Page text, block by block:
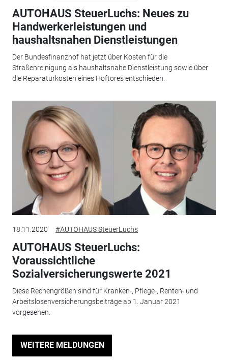
AUTOHAUS SteuerLuchs: Neues zu
Handwerkerleistungen und
haushaltsnahen Dienstleistungen
Der Bundesfinanzhof hat jetzt über Kosten für die
Straßenreinigung als haushaltsnahe Dienstleistung sowie über
die Reparaturkosten eines Hoftores entschieden.
18.11.2020 #AUTOHAUS SteuerLuchs
AUTOHAUS SteuerLuchs:
Voraussichtliche
Sozialversicherungswerte 2021
Diese Rechengrößen sind für Kranken-, Pflege-, Renten- und
Arbeitslosenversicherungsbeiträge ab 1. Januar 2021
vorgesehen.
WEITERE MELDUNGEN